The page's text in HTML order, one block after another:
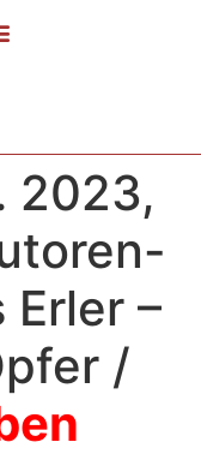
2023,
Erler –
/